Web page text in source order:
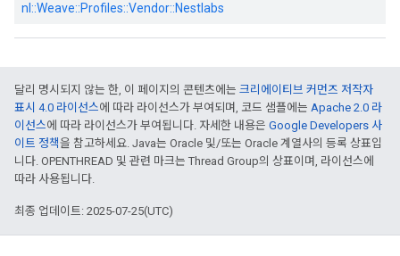
nl::Weave::Profiles::Vendor::Nestlabs
달리 명시되지 않는 한, 이 페이지의 콘텐츠에는 크리에이티브 커먼즈 저작자
표시 4.0 라이선스에 따라 라이선스가 부여되며, 코드 샘플에는 Apache 2.0 라
이선스에 따라 라이선스가 부여됩니다. 자세한 내용은 Google Developers 사
이트 정책을 참고하세요. Java는 Oracle 및/또는 Oracle 계열사의 등록 상표입
니다. OPENTHREAD 및 관련 마크는 Thread Group의 상표이며, 라이선스에
따라 사용됩니다.
최종 업데이트: 2025-07-25(UTC)